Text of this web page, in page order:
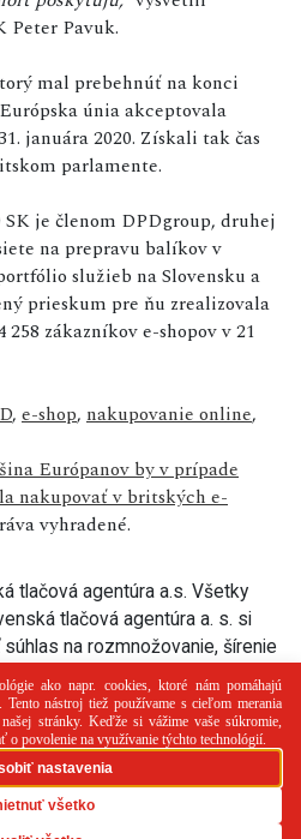
Peter Pavuk.
mal prebehnúť na konci
únia akceptovala
januára 2020. Získali tak čas
parlamente.
je členom DPDgroup, druhej
na prepravu balíkov v
služieb na Slovensku a
prieskum pre ňu zrealizovala
zákazníkov e-shopov v 21
, e-shop, nakupovanie online,
Európanov by v prípade
nakupovať v britských e-
vyhradené.
tlačová agentúra a.s. Všetky
tlačová agentúra a. s. si
na rozmnožovanie, šírenie
a jeho častí.